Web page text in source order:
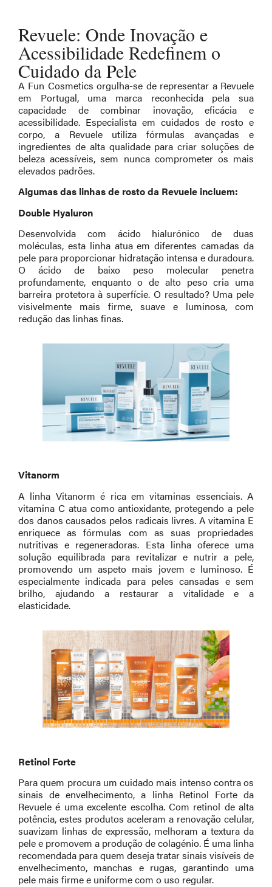
Revuele: Onde Inovação e
Acessibilidade Redefinem o
Cuidado da Pele
A Fun Cosmetics orgulha-se de representar a Revuele
em Portugal, uma marca reconhecida pela sua
capacidade de combinar inovação, eficácia e
acessibilidade. Especialista em cuidados de rosto e
corpo, a Revuele utiliza fórmulas avançadas e
ingredientes de alta qualidade para criar soluções de
beleza acessíveis, sem nunca comprometer os mais
elevados padrões.
Algumas das linhas de rosto da Revuele incluem:
Double Hyaluron
Desenvolvida com ácido hialurónico de duas
moléculas, esta linha atua em diferentes camadas da
pele para proporcionar hidratação intensa e duradoura.
O ácido de baixo peso molecular penetra
profundamente, enquanto o de alto peso cria uma
barreira protetora à superfície. O resultado? Uma pele
visivelmente mais firme, suave e luminosa, com
redução das linhas finas.
Vitanorm
A linha Vitanorm é rica em vitaminas essenciais. A
vitamina C atua como antioxidante, protegendo a pele
dos danos causados pelos radicais livres. A vitamina E
enriquece as fórmulas com as suas propriedades
nutritivas e regeneradoras. Esta linha oferece uma
solução equilibrada para revitalizar e nutrir a pele,
promovendo um aspeto mais jovem e luminoso. É
especialmente indicada para peles cansadas e sem
brilho, ajudando a restaurar a vitalidade e a
elasticidade.
Retinol Forte
Para quem procura um cuidado mais intenso contra os
sinais de envelhecimento, a linha Retinol Forte da
Revuele é uma excelente escolha. Com retinol de alta
potência, estes produtos aceleram a renovação celular,
suavizam linhas de expressão, melhoram a textura da
pele e promovem a produção de colagénio. É uma linha
recomendada para quem deseja tratar sinais visíveis de
envelhecimento, manchas e rugas, garantindo uma
pele mais firme e uniforme com o uso regular.